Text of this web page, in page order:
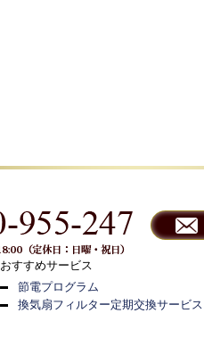
おすすめサービス
節電プログラム
換気扇フィルター定期交換サービス